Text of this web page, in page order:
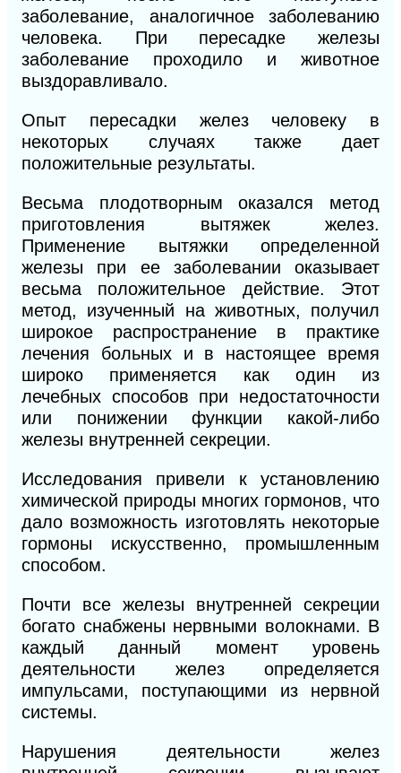
заболевание, аналогичное заболеванию
человека. При пересадке железы
заболевание проходило и животное
выздоравливало.
Опыт пересадки желез человеку в
некоторых случаях также дает
положительные результаты.
Весьма плодотворным оказался метод
приготовления вытяжек желез.
Применение вытяжки определенной
железы при ее заболевании оказывает
весьма положительное действие. Этот
метод, изученный на животных, получил
широкое распространение в практике
лечения больных и в настоящее время
широко применяется как один из
лечебных способов при недостаточности
или понижении функции какой-либо
железы внутренней секреции.
Исследования привели к установлению
химической природы многих гормонов, что
дало возможность изготовлять некоторые
гормоны искусственно, промышленным
способом.
Почти все железы внутренней секреции
богато снабжены нервными волокнами. В
каждый данный момент уровень
деятельности желез определяется
импульсами, поступающими из нервной
системы.
Нарушения деятельности желез